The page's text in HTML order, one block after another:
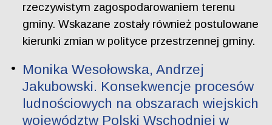
rzeczywistym zagospodarowaniem terenu
gminy. Wskazane zostały również postulowane
kierunki zmian w polityce przestrzennej gminy.
Monika Wesołowska, Andrzej
Jakubowski. Konsekwencje procesów
ludnościowych na obszarach wiejskich
województw Polski Wschodniej w